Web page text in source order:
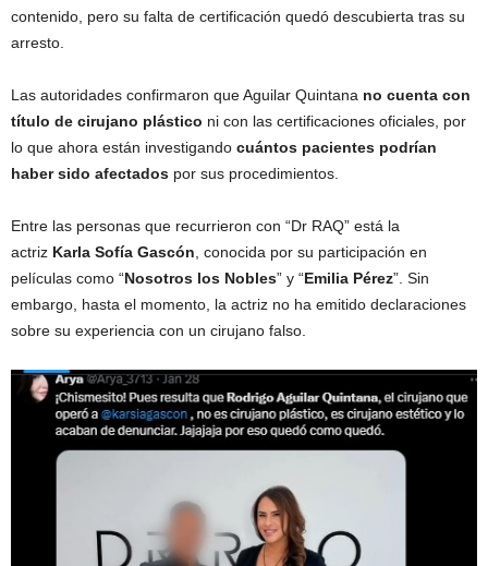
contenido, pero su falta de certificación quedó descubierta tras su
arresto.
Las autoridades confirmaron que Aguilar Quintana no cuenta con
título de cirujano plástico ni con las certificaciones oficiales, por
lo que ahora están investigando cuántos pacientes podrían
haber sido afectados por sus procedimientos.
Entre las personas que recurrieron con “Dr RAQ” está la
actriz Karla Sofía Gascón , conocida por su participación en
películas como “Nosotros los Nobles” y “Emilia Pérez”. Sin
embargo, hasta el momento, la actriz no ha emitido declaraciones
sobre su experiencia con un cirujano falso.